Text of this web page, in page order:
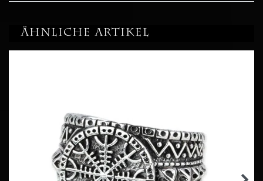
Ähnliche Artikel